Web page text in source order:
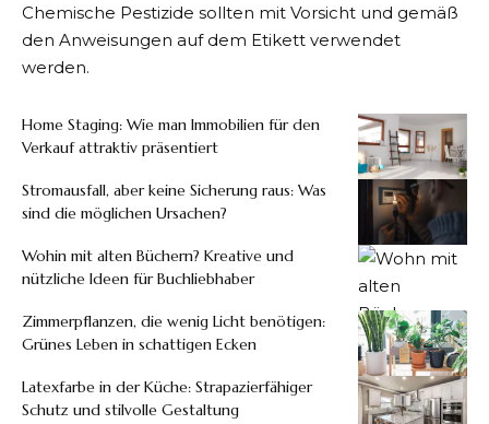
Chemische Pestizide sollten mit Vorsicht und gemäß
den Anweisungen auf dem Etikett verwendet
werden.
Home Staging: Wie man Immobilien für den
Verkauf attraktiv präsentiert
Stromausfall, aber keine Sicherung raus: Was
sind die möglichen Ursachen?
Wohin mit alten Büchern? Kreative und
nützliche Ideen für Buchliebhaber
Zimmerpflanzen, die wenig Licht benötigen:
Grünes Leben in schattigen Ecken
Latexfarbe in der Küche: Strapazierfähiger
Schutz und stilvolle Gestaltung